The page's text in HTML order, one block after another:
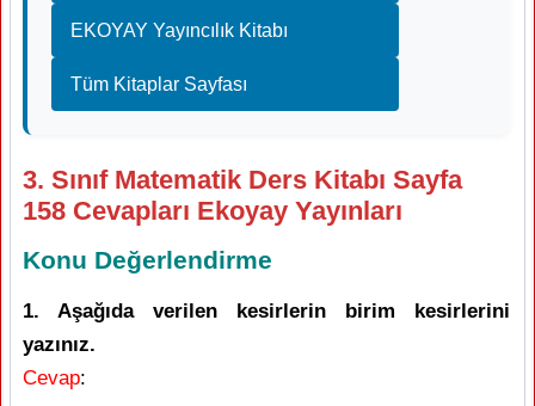
EKOYAY Yayıncılık Kitabı
Tüm Kitaplar Sayfası
3. Sınıf Matematik Ders Kitabı Sayfa
158 Cevapları Ekoyay Yayınları
Konu Değerlendirme
1. Aşağıda verilen kesirlerin birim kesirlerini
yazınız.
Cevap: